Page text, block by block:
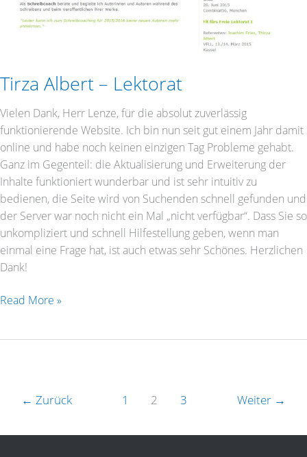
Tirza Albert – Lektorat
Vielen Dank, Herr Lenze, für die absolut zuverlässig
funktionierende Website. Ich bin nun seit gut einem Jahr damit
online und habe noch keinen einzigen Tag Probleme gehabt.
Ganz im Gegenteil: die Aktualisierung und Erweiterung der
Inhalte funktioniert wunderbar und ist sehr intuitiv zu
bedienen, die Seite wird von Suchenden schnell gefunden und
der Server war noch nicht ein Mal „nicht verfügbar“. Dass Sie so
unkompliziert und schnell Hilfestellung geben, wenn man
einmal eine Frage hat, ist auch etwas sehr Schönes. Herzlichen
Dank!
Read More »
← Zurück 1 2 3 Weiter →